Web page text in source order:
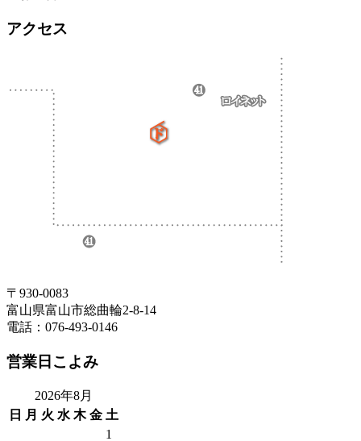
アクセス
〒930-0083
富山県富山市総曲輪2-8-14
電話：076-493-0146
営業日こよみ
2026年8月
日
月 火 水 木 金 土
1